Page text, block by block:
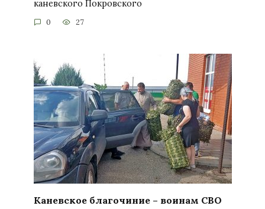
каневского Покровского
0 27
Каневское благочиние – воинам СВО